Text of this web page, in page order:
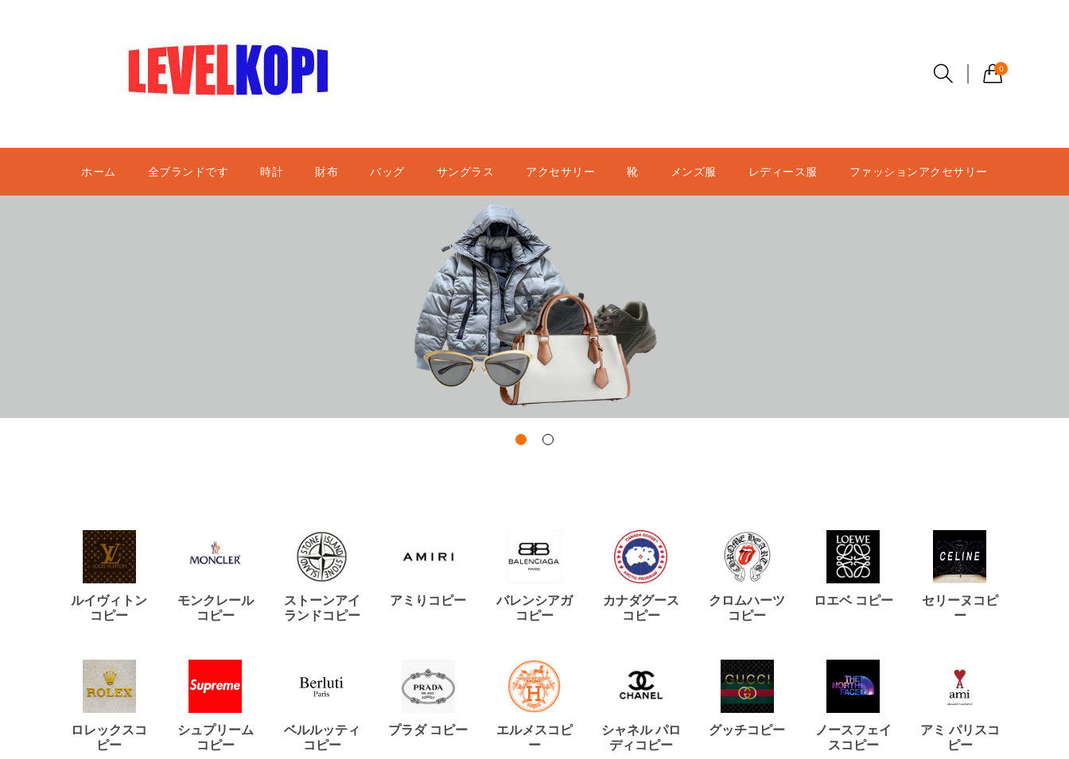
0
ホーム 全ブランドです 時計 財布 バッグ サングラス アクセサリー 靴 メンズ服 レディース服 ファッションアクセサリー
ルイヴィトン
コピー
モンクレール
コピー
ストーンアイ
ランドコピー
アミりコピー
バレンシアガ
コピー
カナダグース
コピー
クロムハーツ
コピー
ロエベ コピー
セリーヌコピ
ー
ロレックスコ
ピー
シュプリーム
コピー
ベルルッティ
コピー
プラダ コピー
エルメスコピ
ー
シャネル パロ
ディコピー
グッチコピー
ノースフェイ
スコピー
アミ パリスコ
ピー